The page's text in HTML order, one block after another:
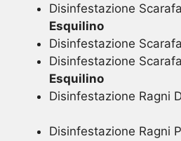
Disinfestazione
Esquilino
Disinfestazione
Disinfestazione
Esquilino
Disinfestazione Ragni
Disinfestazione Ragni